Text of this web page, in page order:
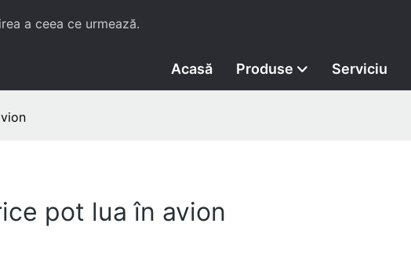
a ceea ce urmează.
Acasă Produse Serviciu
pot lua în avion